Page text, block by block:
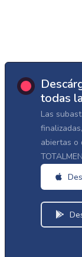
todas
Las
abiertas o